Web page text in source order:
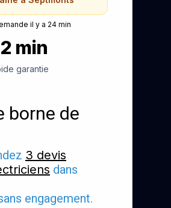
il y a 24 min
min
garantie
borne de
3 devis
dans
engagement.